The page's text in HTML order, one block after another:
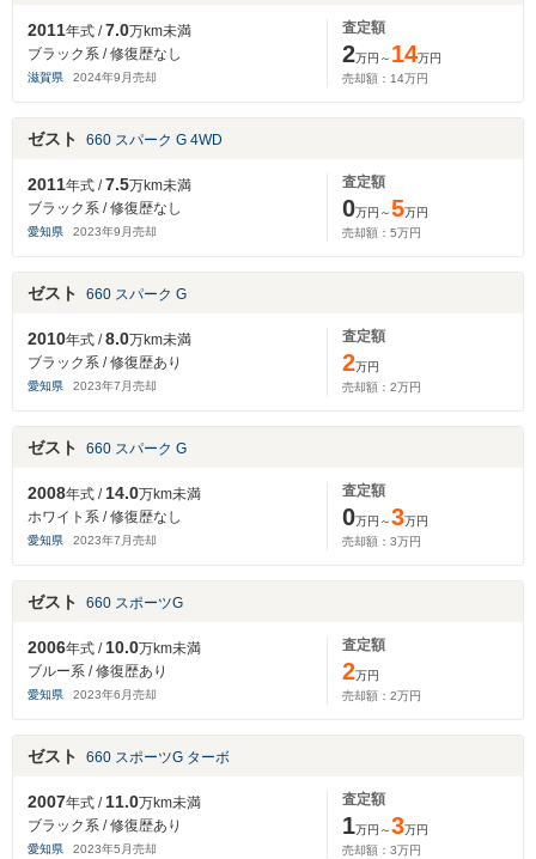
2011年式 /7.0万km未満
ブラック系 / 修復歴なし
滋賀県 2024年9 月売却
査定額
2万円～ 14万円
売却額： 14万円
ゼスト 660 スパーク G 4WD
2011年式 /7.5万km未満
ブラック系 / 修復歴なし
愛知県 2023年9 月売却
査定額
0万円～5万円
売却額： 5万円
ゼスト 660 スパーク G
2010年式 /8.0万km未満
ブラック系 / 修復歴あり
愛知県 2023年7 月売却
査定額
2万円
売却額： 2万円
ゼスト 660 スパーク G
2008年式 /14.0万km未満
ホワイト系 / 修復歴なし
愛知県 2023年7 月売却
査定額
0万円～3万円
売却額： 3万円
ゼスト 660 スポーツG
2006年式 /10.0万km未満
ブルー系 / 修復歴あり
愛知県 2023年6 月売却
査定額
2万円
売却額： 2万円
ゼスト 660 スポーツG ターボ
2007年式 /11.0万km未満
ブラック系 / 修復歴あり
愛知県 2023年5 月売却
査定額
1万円～3万円
売却額： 3万円